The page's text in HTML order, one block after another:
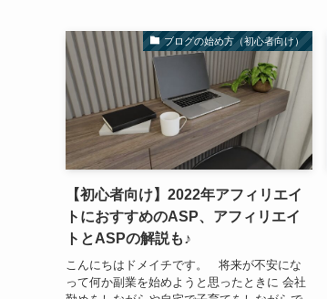
ブログの始め方（初心者向け）
【初心者向け】2022年アフィリエイ
トにおすすめのASP、アフィリエイ
トとASPの解説も♪
こんにちはドメイチです。 将来が不安にな
って何か副業を始めようと思ったときに 会社